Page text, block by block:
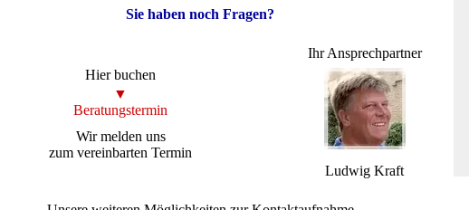
Jungmediziner
Medizinstudenten
Sie haben noch Fragen?
Hier buchen
▼
Beratungstermin
Wir melden uns
zum vereinbarten Termin
Ihr Ansprechpartner
Ludwig Kraft